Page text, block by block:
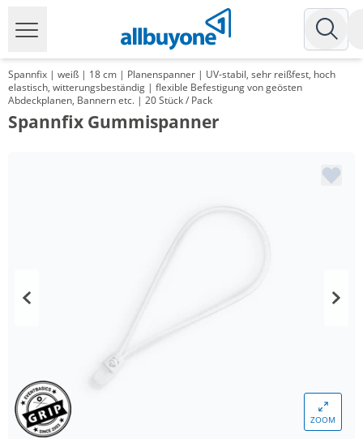
Spannfix | weiß | 18 cm | Planenspanner | UV-stabil, sehr reißfest, hoch
elastisch, witterungsbeständig | flexible Befestigung von geösten
Abdeckplanen, Bannern etc. | 20 Stück / Pack
Spannfix Gummispanner
ZOOM
ab 5 Pack